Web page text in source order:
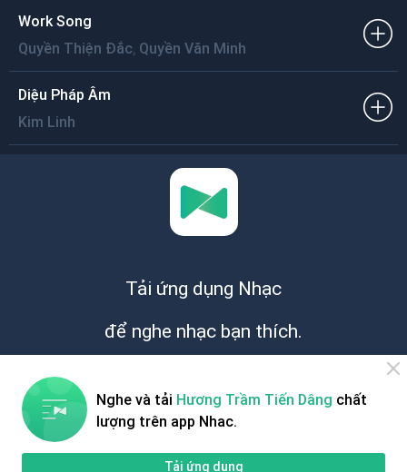
Work Song
Quyền Thiện Đắc, Quyền Văn Minh
Diệu Pháp Âm
Kim Linh
Tải ứng dụng Nhạc
để nghe nhạc bạn thích.
Nghe và tải Hương Trầm Tiến Dâng chất
lượng trên app Nhac.
Tải ứng dụng